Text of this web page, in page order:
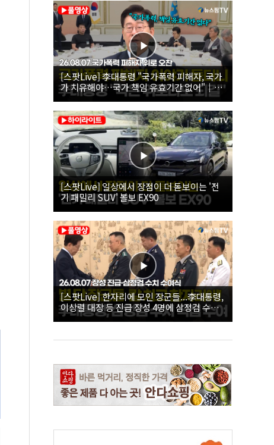
[스팟Live] 李대통령 "국가폭력 피해자, 국가
가 치유해야…국가 책임 유효기간 없어"｜
26.08.07 국가폭력 피해자 위로 오찬
[스팟Live] 일상에서 장점이 더 돋보이는 '전
기 패밀리 SUV' 볼보 EX90
[스팟Live] 한자리에 모인 장군들...李대통령,
이상렬 대장 등 진급 장성 4명에 삼정검 수치
직접 수여｜26.08.07 장성 진급·삼정검 수치